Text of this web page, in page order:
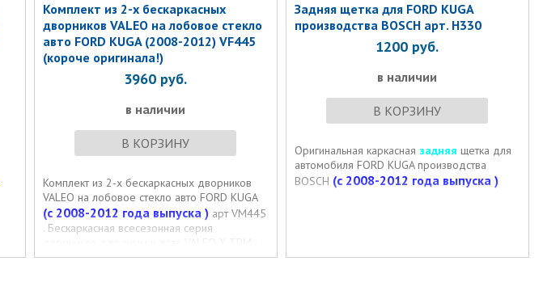
Комплект из 2-х бескаркасных
дворников VALEO на лобовое стекло
авто FORD KUGA (2008-2012) VF445
(короче оригинала!)
3960 руб.
в наличии
В КОРЗИНУ
Комплект из 2-х бескаркасных дворников
VALEO на лобовое стекло авто FORD KUGA
(c 2008-2012 года выпуска ) арт VM445
. Бескаркасная всесезонная серия
размер щеток стеклоочистителей 60см и
Задняя щетка для FORD KUGA
производства BOSCH арт. H330
1200 руб.
в наличии
В КОРЗИНУ
Оригинальная каркасная задняя щетка для
автомобиля FORD KUGA производства
BOSCH (c 2008-2012 года выпуска )